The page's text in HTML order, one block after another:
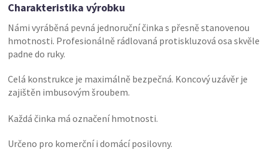
Charakteristika výrobku
Námi vyráběná pevná jednoruční činka s přesně stanovenou
hmotnosti. Profesionálně rádlovaná protiskluzová osa skvěle
padne do ruky.
Celá konstrukce je maximálně bezpečná. Koncový uzávěr je
zajištěn imbusovým šroubem.
Každá činka má označení hmotnosti.
Určeno pro komerční i domácí posilovny.